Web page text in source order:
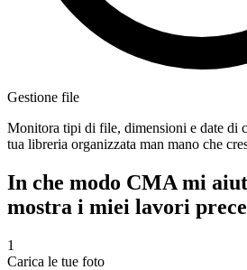
Gestione file
Monitora tipi di file, dimensioni e date di
tua libreria organizzata man mano che
In che modo CMA mi
mostra i miei lavori
1
Carica le tue foto